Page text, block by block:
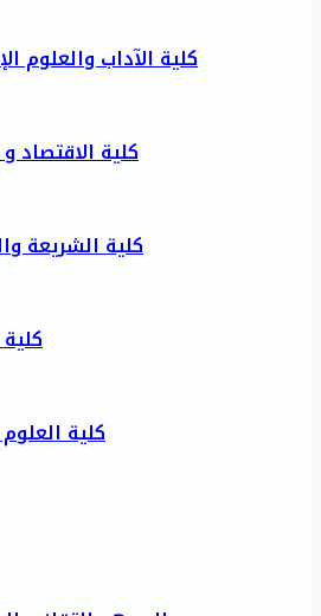
كلية الآداب والعلوم
كلية الاقتصاد و
كلية الشريعة
كلية
كلية